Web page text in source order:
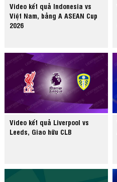
Video kết quả Indonesia vs
Việt Nam, bảng A ASEAN Cup
2026
Video kết quả Liverpool vs
Leeds, Giao hữu CLB